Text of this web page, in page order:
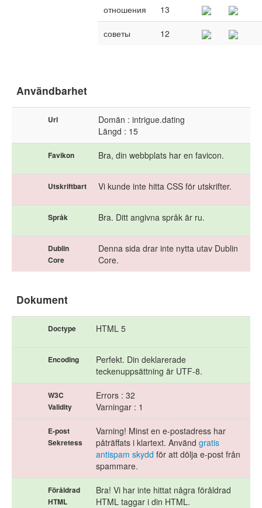
отношения 13
советы 12
Användbarhet
Url
Domän : intrigue.dating
Längd : 15
Favikon Bra, din webbplats har en favicon.
Utskriftbart Vi kunde inte hitta CSS för utskrifter.
Språk Bra. Ditt angivna språk är ru.
Dublin
Core
Denna sida drar inte nytta utav Dublin
Core.
Dokument
Doctype HTML 5
Encoding
Perfekt. Din deklarerade
teckenuppsättning är UTF-8.
W3C
Validity
Errors : 32
Varningar : 1
E-post
Sekretess
Varning! Minst en e-postadress har
påträffats i klartext. Använd gratis
antispam skydd för att dölja e-post från
spammare.
Föråldrad
HTML
Bra! Vi har inte hittat några föråldrad
HTML taggar i din HTML.